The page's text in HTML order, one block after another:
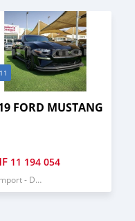
11
FORD MUSTANG
11 194 054
- Dubai